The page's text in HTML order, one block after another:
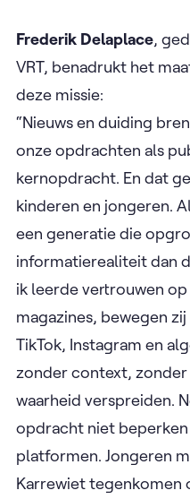
Frederik Delaplace,
VRT, benadrukt het
deze missie:
“Nieuws en duiding
onze opdrachten als
kernopdracht. En dat
kinderen en jongeren.
een generatie die
informatierealiteit dan
ik leerde vertrouwen
magazines, bewegen
TikTok, Instagram en
zonder context, zonder
waarheid verspreiden.
opdracht niet
platformen. Jongeren
Karrewiet tegenkomen